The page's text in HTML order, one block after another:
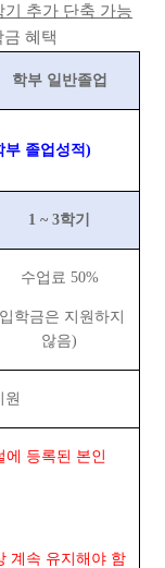
기 추가 단축 가능
혜택
학부 일반졸업
부 졸업성적)
1 ~ 3학기
수업료 50%
입학금은 지원하지
않음)
원
에 등록된 본인
계속 유지해야 함